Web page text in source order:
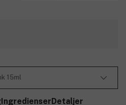
15ml
IngredienserDetaljer